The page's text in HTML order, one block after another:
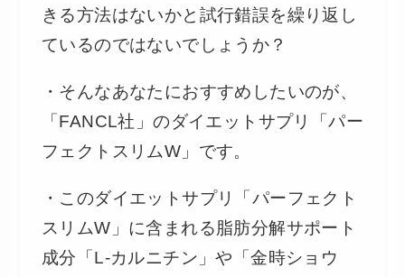
きる方法はないかと試行錯誤を繰り返し
ているのではないでしょうか？
・そんなあなたにおすすめしたいのが、
「FANCL社」のダイエットサプリ「パー
フェクトスリムW」です。
・このダイエットサプリ「パーフェクト
スリムW」に含まれる脂肪分解サポート
成分「L-カルニチン」や「金時ショウ